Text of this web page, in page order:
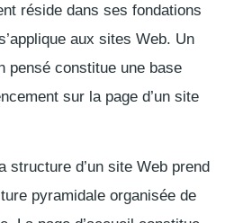
réside dans ses fondations
aux sites Web. Un
pensé constitue une base
sur la page d’un site
structure d’un site Web prend
pyramidale organisée de